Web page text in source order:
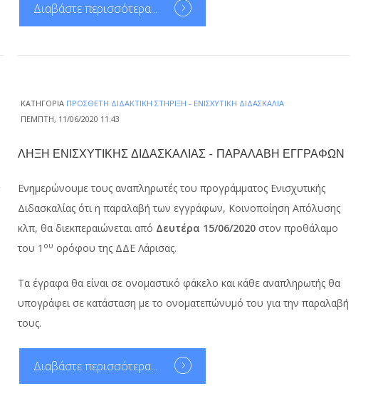
Διαβάστε περισσότερα...
ΚΑΤΗΓΟΡΊΑ ΠΡΌΣΘΕΤΗ ΔΙΔΑΚΤΙΚΉ ΣΤΉΡΙΞΗ - ΕΝΙΣΧΥΤΙΚΉ ΔΙΔΑΣΚΑΛΊΑ
ΠΈΜΠΤΗ, 11/06/2020 11:43
ΛΗΞΗ ΕΝΙΣΧΥΤΙΚΗΣ ΔΙΔΑΣΚΑΛΙΑΣ - ΠΑΡΑΛΑΒΗ ΕΓΓΡΑΦΩΝ
Ενημερώνουμε τους αναπληρωτές του προγράμματος Ενισχυτικής
Διδασκαλίας ότι η παραλαβή των εγγράφων, Κοινοποίηση Απόλυσης
κλπ, θα διεκπεραιώνεται από Δευτέρα 15/06/2020 στον προθάλαμο
του 1 ου ορόφου της ΔΔΕ Λάρισας.
Τα έγραφα θα είναι σε ονομαστικό φάκελο και κάθε αναπληρωτής θα
υπογράφει σε κατάσταση με το ονοματεπώνυμό του για την παραλαβή
τους.
Διαβάστε περισσότερα...